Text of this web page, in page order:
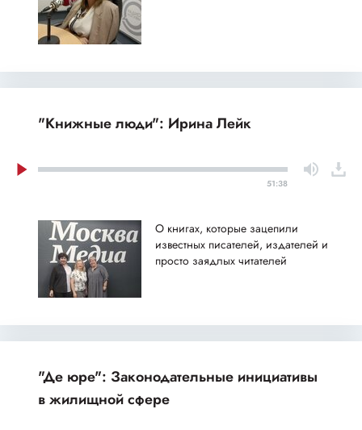
"Книжные люди": Ирина Лейк
51:38
О книгах, которые зацепили
известных писателей, издателей и
просто заядлых читателей
"Де юре": Законодательные инициативы
в жилищной сфере